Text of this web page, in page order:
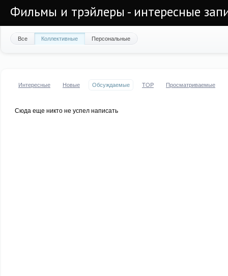
Фильмы и трэйлеры - интересные
Все Коллективные Персональные
Интересные Новые Обсуждаемые TOP Просматриваемые
Сюда еще никто не успел написать